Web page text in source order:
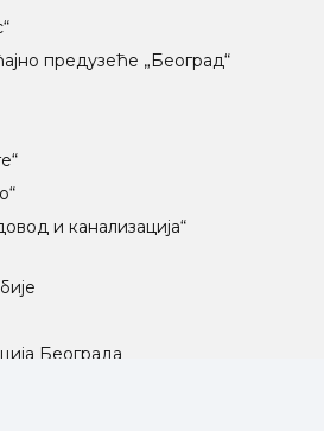
предузеће „Београд“
и канализација“
Београда